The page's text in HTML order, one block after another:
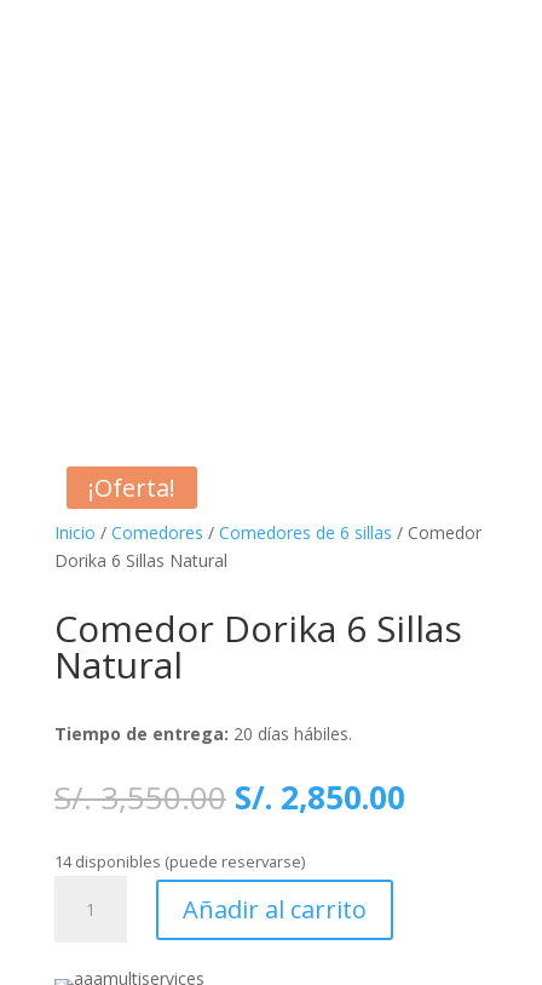
¡Oferta!
Inicio / Comedores / Comedores de 6 sillas / Comedor
Dorika 6 Sillas Natural
Comedor Dorika 6 Sillas
Natural
Tiempo de entrega: 20 días hábiles.
S/.3,550.00 El
precio
original
era:
S/. 3,550.00.
S/. 2,850.00El
14 disponibles (puede reservarse)
Dorika
Sillas
Añadir al carrito